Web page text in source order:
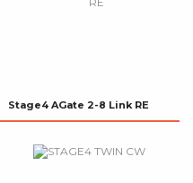
Stage4 AGate 2-8 Link RE